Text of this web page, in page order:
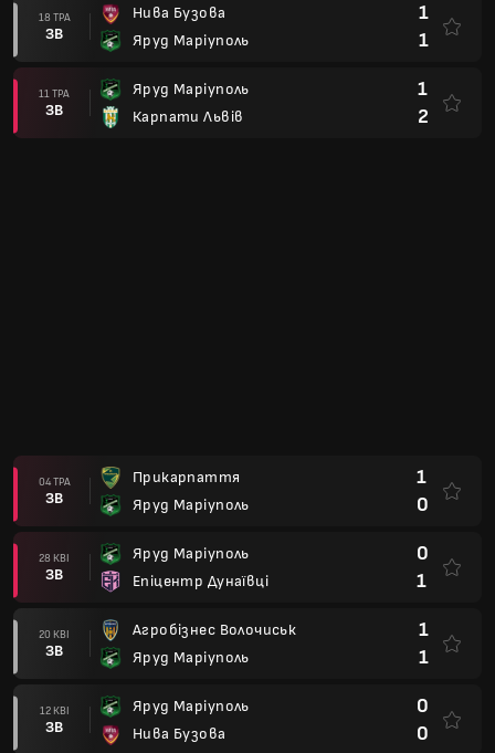
18 ТРА
ЗВ
Нива Бузова
Яруд Маріуполь
1
1
11 ТРА
ЗВ
Яруд Маріуполь
Карпати Львів
1
2
04 ТРА
ЗВ
Прикарпаття
Яруд Маріуполь
1
0
28 КВІ
ЗВ
Яруд Маріуполь
Епіцентр Дунаївці
0
1
20 КВІ
ЗВ
Агробізнес Волочиськ
Яруд Маріуполь
1
1
12 КВІ
ЗВ
Яруд Маріуполь
Нива Бузова
0
0